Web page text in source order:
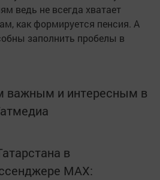
ведь не всегда хватает
как формируется пенсия. А
заполнить пробелы в
важным и интересным в
в
MАХ: